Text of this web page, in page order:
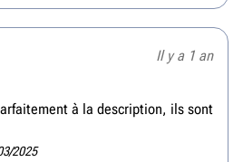
Il y a 1 an
à la description, ils sont
2025